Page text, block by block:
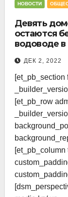
НОВОСТИ
Девять
остаются
водоводе в
ДЕК 2, 2022
[et_pb_section
[et_pb_row
[et_pb_column